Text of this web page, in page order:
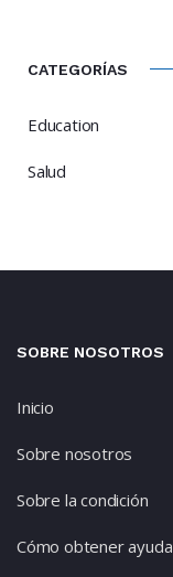
CATEGORÍAS
Education
Salud
SOBRE NOSOTROS
Inicio
Sobre nosotros
Sobre la condición
Cómo obtener ayuda